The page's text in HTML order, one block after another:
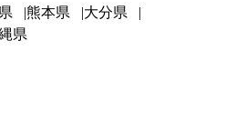
熊本県
大分県
県